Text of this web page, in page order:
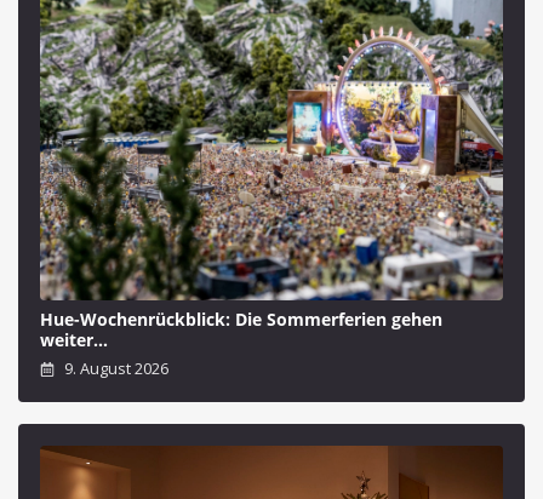
Hue-Wochenrückblick: Die Sommerferien gehen
weiter…
9. August 2026